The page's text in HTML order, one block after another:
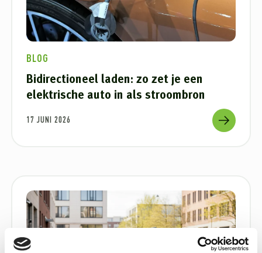
BLOG
Bidirectioneel laden: zo zet je een
elektrische auto in als stroombron
17 JUNI 2026